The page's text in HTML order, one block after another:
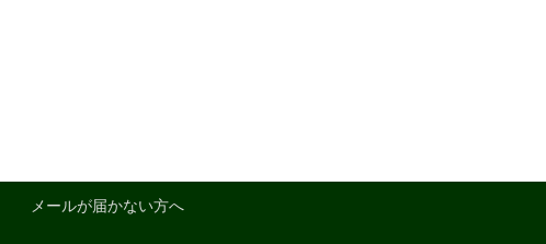
メールが届かない方へ